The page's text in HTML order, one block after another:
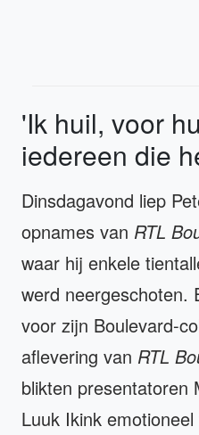
'Ik huil, voor
iedereen die
Dinsdagavond liep
opnames van RTL
waar hij enkele
werd neergeschoten.
voor zijn Boulevard-
aflevering van RTL
blikten presentatoren
Luuk Ikink